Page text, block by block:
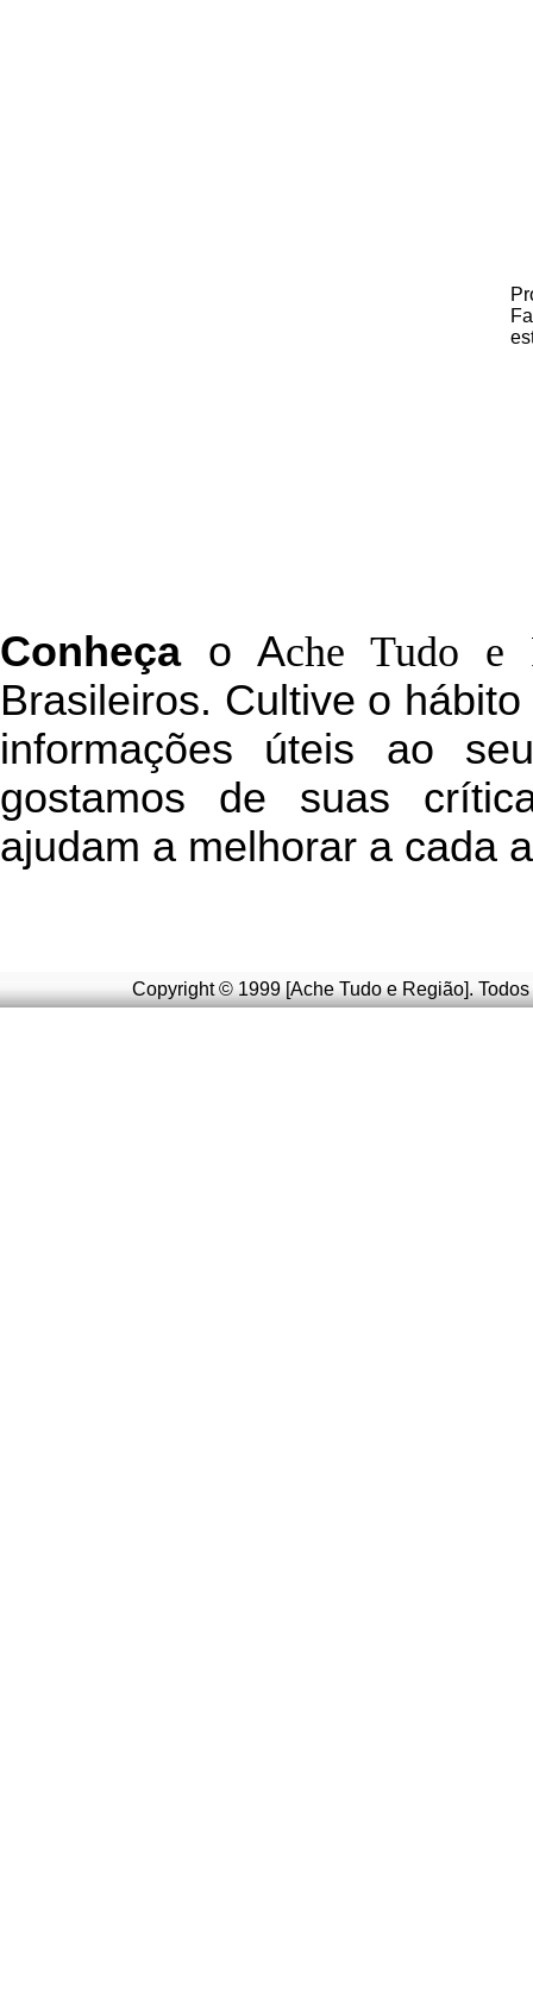
Conheçao Ache Tudo e
Brasileiros. Cultive o
informações úteis ao
gostamos de suas
ajudam a melhorar a cada
Copyright © 1999 [Ache Tudo e Região].